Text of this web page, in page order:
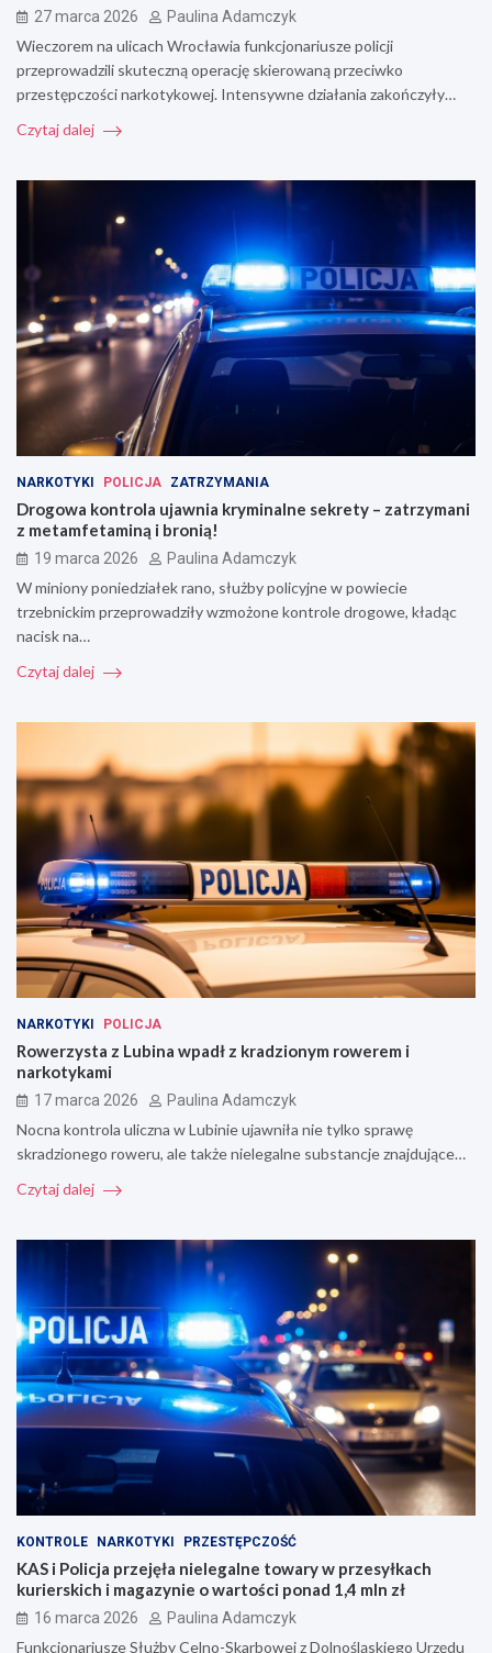
27 marca 2026 Paulina Adamczyk
Wieczorem na ulicach Wrocławia funkcjonariusze policji
przeprowadzili skuteczną operację skierowaną przeciwko
przestępczości narkotykowej. Intensywne działania zakończyły…
Czytaj dalej
NARKOTYKI POLICJA ZATRZYMANIA
Drogowa kontrola ujawnia kryminalne sekrety – zatrzymani
z metamfetaminą i bronią!
19 marca 2026 Paulina Adamczyk
W miniony poniedziałek rano, służby policyjne w powiecie
trzebnickim przeprowadziły wzmożone kontrole drogowe, kładąc
nacisk na…
Czytaj dalej
NARKOTYKI POLICJA
Rowerzysta z Lubina wpadł z kradzionym rowerem i
narkotykami
17 marca 2026 Paulina Adamczyk
Nocna kontrola uliczna w Lubinie ujawniła nie tylko sprawę
skradzionego roweru, ale także nielegalne substancje znajdujące…
Czytaj dalej
KONTROLE NARKOTYKI PRZESTĘPCZOŚĆ
KAS i Policja przejęła nielegalne towary w przesyłkach
kurierskich i magazynie o wartości ponad 1,4 mln zł
16 marca 2026 Paulina Adamczyk
Funkcjonariusze Służby Celno-Skarbowej z Dolnośląskiego Urzędu